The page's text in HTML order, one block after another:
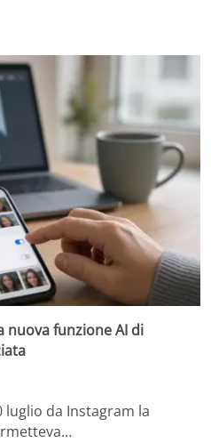
nuova funzione AI di
da Instagram la